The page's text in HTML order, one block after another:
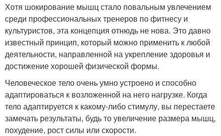
Хотя шокирование мышц стало повальным увлечением
среди профессиональных тренеров по фитнесу и
культуристов, эта концепция отнюдь не нова. Это давно
известный принцип, который можно применить к любой
деятельности, направленной на укрепление здоровья и
достижение хорошей физической формы.
Человеческое тело очень умно устроено и способно
адаптироваться к возложенной на него нагрузке. Когда
тело адаптируется к какому-либо стимулу, вы перестаете
замечать результаты, будь то увеличение размера мышц,
похудение, рост силы или скорости.